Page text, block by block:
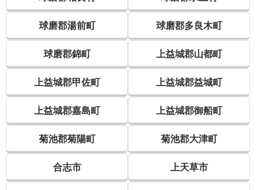
球磨郡湯前町 球磨郡多良木町
球磨郡錦町 上益城郡山都町
上益城郡甲佐町 上益城郡益城町
上益城郡嘉島町 上益城郡御船町
菊池郡菊陽町 菊池郡大津町
合志市 上天草市